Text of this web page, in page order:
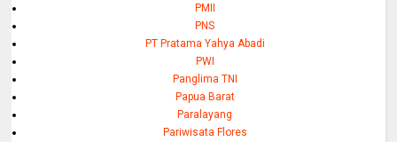
PMII
PNS
PT Pratama Yahya Abadi
PWI
Panglima TNI
Papua Barat
Paralayang
Pariwisata Flores